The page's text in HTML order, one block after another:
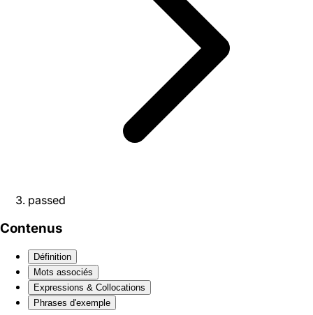
passed
Contenus
Définition
Mots associés
Expressions & Collocations
Phrases d'exemple